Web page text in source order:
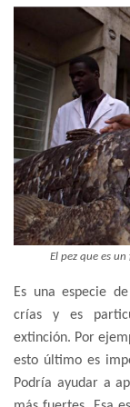
El pez que es
Es una especie
crías y es
extinción. Por
esto último es
Podría ayudar a